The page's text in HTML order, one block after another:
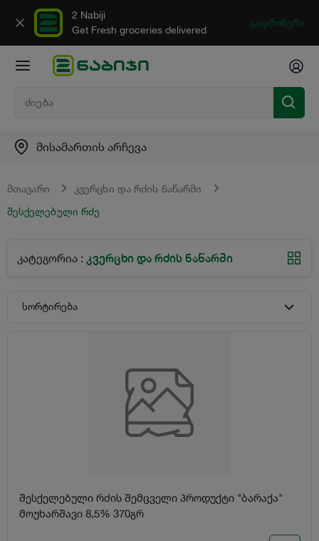
2 Nabiji
Get Fresh groceries delivered
გადმოწერა
მისამართის არჩევა
მთავარი
კვერცხი და რძის ნაწარმი
შესქელებული რძე
კატეგორია : კვერცხი და რძის ნაწარმი
სორტირება
შესქელებული რძის შემცველი პროდუქტი "ბარაქა"
მოუხარშავი 8,5% 370გრ